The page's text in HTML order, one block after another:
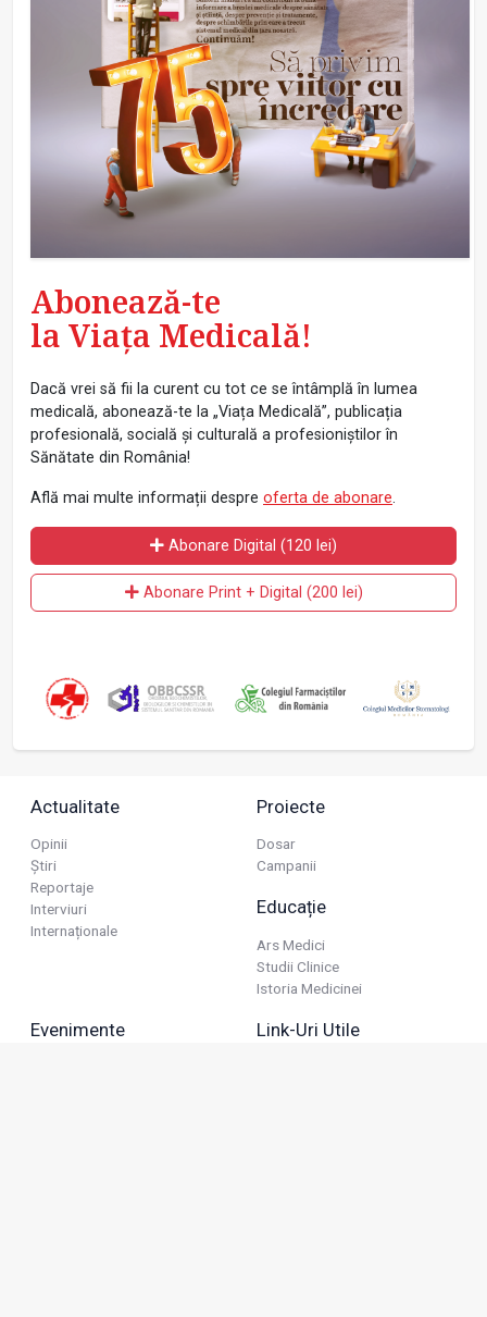
Abonează-te
la Viața Medicală!
Dacă vrei să fii la curent cu tot ce se întâmplă în lumea
medicală, abonează-te la „Viața Medicală”, publicația
profesională, socială și culturală a profesioniștilor în
Sănătate din România!
Află mai multe informații despre oferta de abonare.
Abonare Digital (120 lei)
Abonare Print + Digital (200 lei)
Actualitate
Opinii
Știri
Reportaje
Interviuri
Internaționale
Proiecte
Dosar
Campanii
Educație
Ars Medici
Studii Clinice
Istoria Medicinei
Evenimente Link-Uri Utile